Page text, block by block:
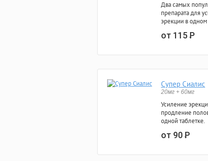
Два самых
препарата для
эрекции в
от 115Р
Супер Сиалис
20мг + 60мг
Усиление
продление
одной таблетке.
от 90Р